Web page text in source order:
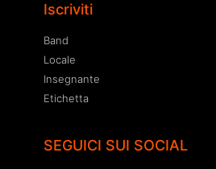
Iscriviti
Band
Locale
Insegnante
Etichetta
SEGUICI SUI SOCIAL